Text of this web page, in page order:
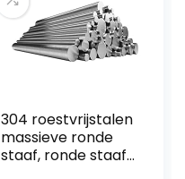
304 roestvrijstalen
massieve ronde
staaf, ronde staaf,